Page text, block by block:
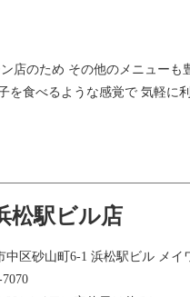
店のため その他のメニューも
を食べるような感覚で 気軽に
松駅ビル店
区砂山町6-1 浜松駅ビル メイ